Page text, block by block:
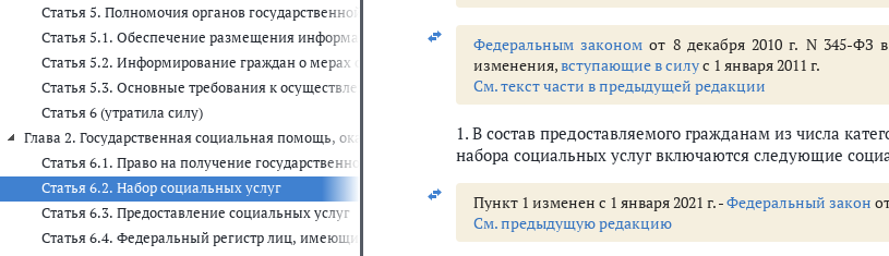
Статья 5. Полномочия органов государственной власти субъектов Российской Федерации в области оказания
Статья 5.1. Обеспечение размещения информации об оказании государственной социальной помощи
Статья 5.2. Информирование граждан о мерах социальной защиты (поддержки), социальных услугах, иных социальных
Статья 5.3. Основные требования к осуществлению процессов назначения и предоставления мер социальной защиты
Статья 6 (утратила силу)
Глава 2. Государственная социальная помощь, оказываемая в виде предоставления гражданам набора социальных услуг (ст.ст.
Статья 6.1. Право на получение государственной социальной помощи в виде набора социальных услуг
Статья 6.2. Набор социальных услуг
Статья 6.3. Предоставление социальных услуг
Статья 6.4. Федеральный регистр лиц, имеющих право на получение государственной социальной помощи
Федеральным законом от 8 декабря 2010 г. N 345-ФЗ
изменения,вступающие в силус 1 января 2011 г.
См. текст части в предыдущей редакции
1. В состав предоставляемого гражданам из числа
набора социальных услуг включаются следующие
Пункт 1 изменен с 1 января 2021 г. -Федеральный закон
См. предыдущую редакцию